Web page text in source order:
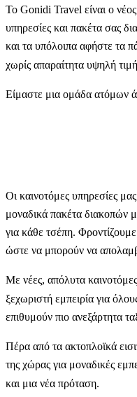
Το Gonidi Travel είναι ο
υπηρεσίες και πακέτα σας
και τα υπόλοιπα αφήστε τα
χωρίς απαραίτητα υψηλή
Είμαστε μια ομάδα ατόμων
Οι καινοτόμες υπηρεσίες
μοναδικά πακέτα διακοπών
για κάθε τσέπη.
ώστε να μπορούν να
Με νέες, απόλυτα
ξεχωριστή εμπειρία για
επιθυμούν πιο ανεξάρτητα
Πέρα από τα ακτοπλοϊκά
της χώρας για μοναδικές
και μια νέα πρόταση.